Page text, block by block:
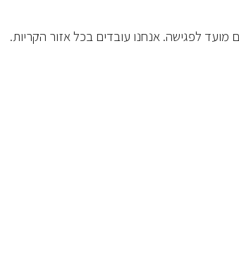
מועד לפגישה. אנחנו עובדים בכל אזור הקריות.